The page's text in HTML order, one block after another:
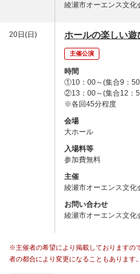
綾瀬市オーエンス文
20日(日) ホールの楽しい
主催公演
時間
①10：00～(集合9：
②13：00～(集合12：
※各回45分程度
会場
大ホール
入場料等
参加費無料
主催
綾瀬市オーエンス文化
お問い合わせ
綾瀬市オーエンス文
※主催者の希望により掲載しておりますの
者の都合により変更になることもあります。